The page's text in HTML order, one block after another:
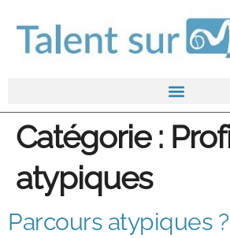
Catégorie :
atypiques
Parcours atypiques